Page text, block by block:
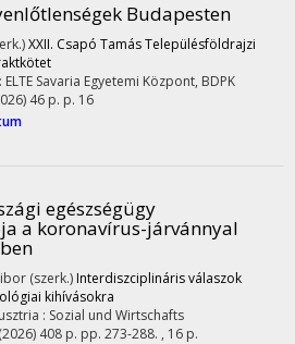
Budapesten
XXII. Csapó Tamás Településföldrajzi
ELTE Savaria Egyetemi Központ, BDPK
46 p. p. 16
egészségügy
a koronavírus-járvánnyal
(szerk.) Interdiszciplináris válaszok
kihívásokra
: Sozial und Wirtschafts
(2026) 408 p. pp. 273-288. , 16 p.